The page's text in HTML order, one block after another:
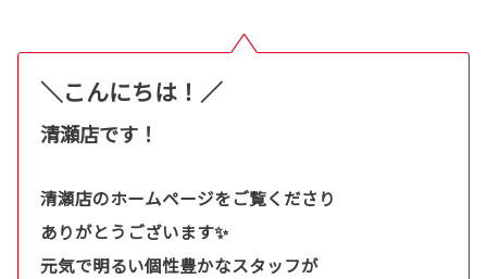
＼こんにちは！／
清瀬店です！
清瀬店のホームページをご覧くださり
ありがとうございます✨
元気で明るい個性豊かなスタッフが